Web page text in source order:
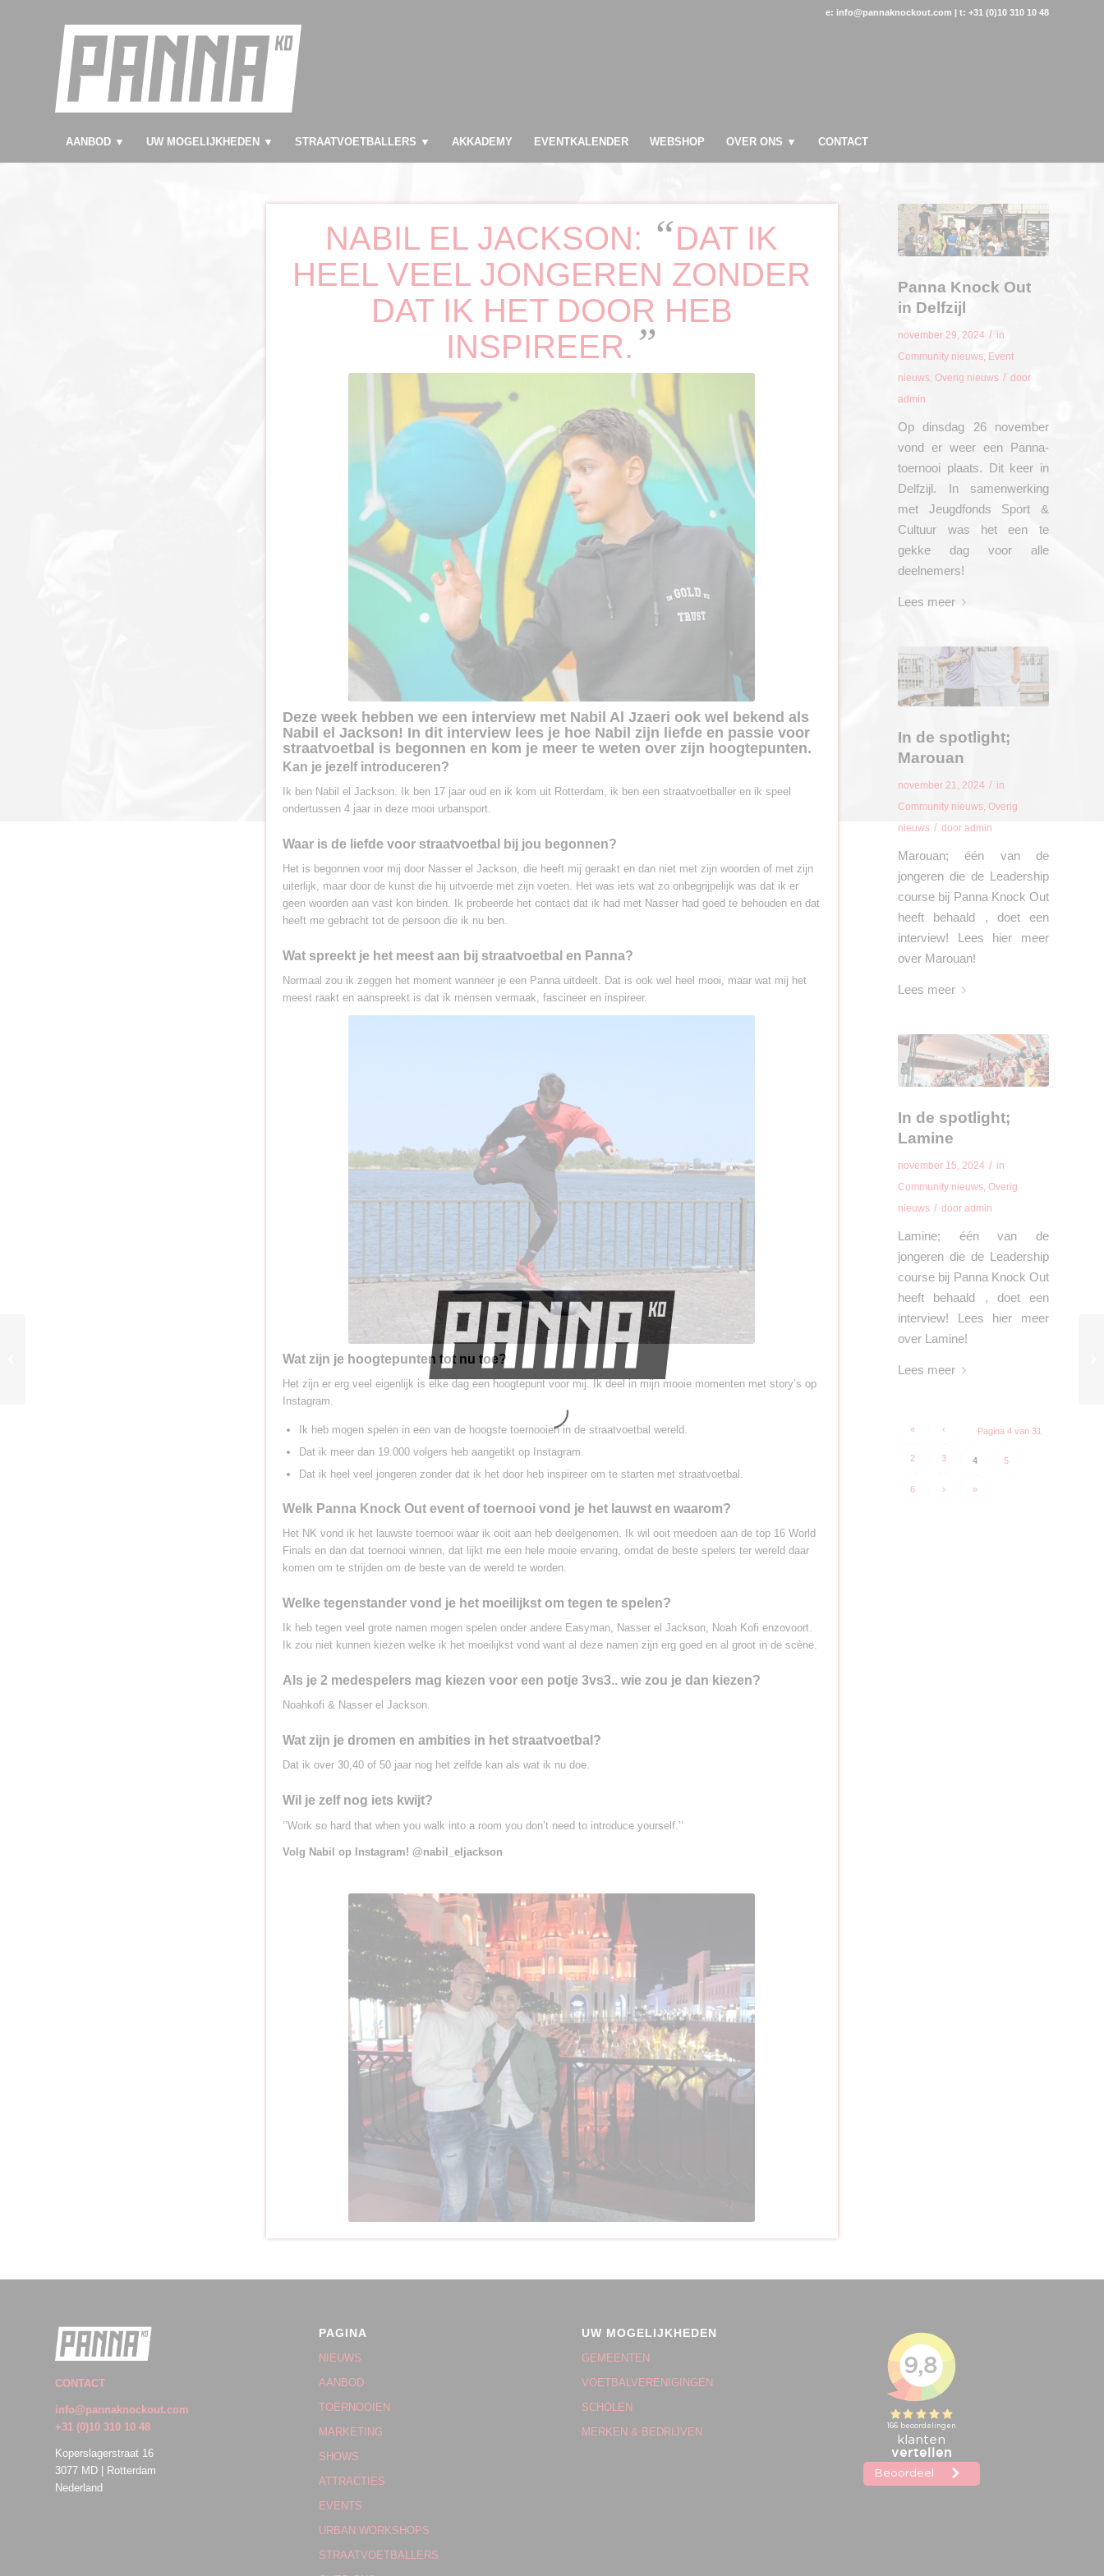
e: info@pannaknockout.com | t: +31 (0)10 310 10 48
AANBOD ▼ UW MOGELIJKHEDEN ▼ STRAATVOETBALLERS ▼ AKKADEMY EVENTKALENDER WEBSHOP OVER ONS ▼ CONTACT
NABIL EL JACKSON: “DAT IK
HEEL VEEL JONGEREN ZONDER
DAT IK HET DOOR HEB
INSPIREER. ”
Deze week hebben we een interview met Nabil Al Jzaeri ook wel bekend als
Nabil el Jackson! In dit interview lees je hoe Nabil zijn liefde en passie voor
straatvoetbal is begonnen en kom je meer te weten over zijn hoogtepunten.
Kan je jezelf introduceren?
Ik ben Nabil el Jackson. Ik ben 17 jaar oud en ik kom uit Rotterdam, ik ben een straatvoetballer en ik speel
ondertussen 4 jaar in deze mooi urbansport.
Waar is de liefde voor straatvoetbal bij jou begonnen?
Het is begonnen voor mij door Nasser el Jackson, die heeft mij geraakt en dan niet met zijn woorden of met zijn
uiterlijk, maar door de kunst die hij uitvoerde met zijn voeten. Het was iets wat zo onbegrijpelijk was dat ik er
geen woorden aan vast kon binden. Ik probeerde het contact dat ik had met Nasser had goed te behouden en dat
heeft me gebracht tot de persoon die ik nu ben.
Wat spreekt je het meest aan bij straatvoetbal en Panna?
Normaal zou ik zeggen het moment wanneer je een Panna uitdeelt. Dat is ook wel heel mooi, maar wat mij het
meest raakt en aanspreekt is dat ik mensen vermaak, fascineer en inspireer.
Wat zijn je hoogtepunten tot nu toe?
Het zijn er erg veel eigenlijk is elke dag een hoogtepunt voor mij. Ik deel in mijn mooie momenten met story’s op
Instagram.
Ik heb mogen spelen in een van de hoogste toernooien in de straatvoetbal wereld.
Dat ik meer dan 19.000 volgers heb aangetikt op Instagram.
Dat ik heel veel jongeren zonder dat ik het door heb inspireer om te starten met straatvoetbal.
Welk Panna Knock Out event of toernooi vond je het lauwst en waarom?
Het NK vond ik het lauwste toernooi waar ik ooit aan heb deelgenomen. Ik wil ooit meedoen aan de top 16 World
Finals en dan dat toernooi winnen, dat lijkt me een hele mooie ervaring, omdat de beste spelers ter wereld daar
komen om te strijden om de beste van de wereld te worden.
Welke tegenstander vond je het moeilijkst om tegen te spelen?
Ik heb tegen veel grote namen mogen spelen onder andere Easyman, Nasser el Jackson, Noah Kofi enzovoort.
Ik zou niet kunnen kiezen welke ik het moeilijkst vond want al deze namen zijn erg goed en al groot in de scène.
Als je 2 medespelers mag kiezen voor een potje 3vs3.. wie zou je dan kiezen?
Noahkofi & Nasser el Jackson.
Wat zijn je dromen en ambities in het straatvoetbal?
Dat ik over 30,40 of 50 jaar nog het zelfde kan als wat ik nu doe.
Wil je zelf nog iets kwijt?
‘’Work so hard that when you walk into a room you don’t need to introduce yourself.’’
Volg Nabil op Instagram! @nabil_eljackson
Panna Knock Out
in Delfzijl
november 29, 2024 / in
Community nieuws, Event
nieuws,Overig nieuws / door
admin
Op dinsdag 26 november
vond er weer een Panna-
toernooi plaats. Dit keer in
Delfzijl. In samenwerking
met Jeugdfonds Sport &
Cultuur was het een te
gekke dag voor alle
deelnemers!
Lees meer
In de spotlight;
Marouan
november 21, 2024 / in
Community nieuws,Overig
nieuws / dooradmin
Marouan; één van de
jongeren die de Leadership
course bij Panna Knock Out
heeft behaald , doet een
interview! Lees hier meer
over Marouan!
Lees meer
In de spotlight;
Lamine
november 15, 2024 / in
Community nieuws,Overig
nieuws / dooradmin
Lamine; één van de
jongeren die de Leadership
course bij Panna Knock Out
heeft behaald , doet een
interview! Lees hier meer
over Lamine!
Lees meer
Pagina 4 van 31
« ‹
2 3 4 5
6 › »
CONTACT
info@pannaknockout.com
+31 (0)10 310 10 48
Koperslagerstraat 16
3077 MD | Rotterdam
Nederland
PAGINA
NIEUWS
AANBOD
TOERNOOIEN
MARKETING
SHOWS
ATTRACTIES
EVENTS
URBAN WORKSHOPS
STRAATVOETBALLERS
UW MOGELIJKHEDEN
GEMEENTEN
VOETBALVERENIGINGEN
SCHOLEN
MERKEN & BEDRIJVEN